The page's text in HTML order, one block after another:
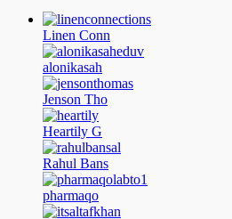
Linen Conn
alonikasah
Jenson Tho
Heartily G
Rahul Bans
pharmaqo